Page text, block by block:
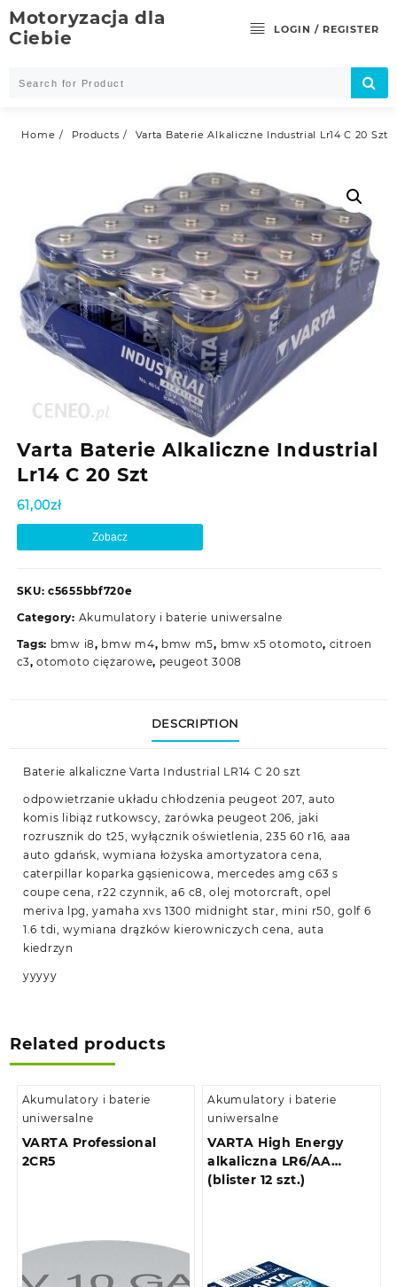
Skip
to
content
Motoryzacja dla
Ciebie
LOGIN / REGISTER
Home Products Varta Baterie Alkaliczne Industrial Lr14 C 20 Szt
Varta Baterie Alkaliczne Industrial
Lr14 C 20 Szt
61,00zł
Zobacz
SKU: c5655bbf720e
Category: Akumulatory i baterie uniwersalne
Tags: bmw i8, bmw m4, bmw m5, bmw x5 otomoto, citroen
c3,otomoto ciężarowe, peugeot 3008
DESCRIPTION
Baterie alkaliczne Varta Industrial LR14 C 20 szt
odpowietrzanie układu chłodzenia peugeot 207, auto
komis libiąż rutkowscy, żarówka peugeot 206, jaki
rozrusznik do t25, wyłącznik oświetlenia, 235 60 r16, aaa
auto gdańsk, wymiana łożyska amortyzatora cena,
caterpillar koparka gąsienicowa, mercedes amg c63 s
coupe cena, r22 czynnik, a6 c8, olej motorcraft, opel
meriva lpg, yamaha xvs 1300 midnight star, mini r50, golf 6
1.6 tdi, wymiana drążków kierowniczych cena, auta
kiedrzyn
yyyyy
Related products
Akumulatory i baterie
uniwersalne
VARTA Professional
2CR5
Akumulatory i baterie
uniwersalne
VARTA High Energy
alkaliczna LR6/AA
(blister 12 szt.)